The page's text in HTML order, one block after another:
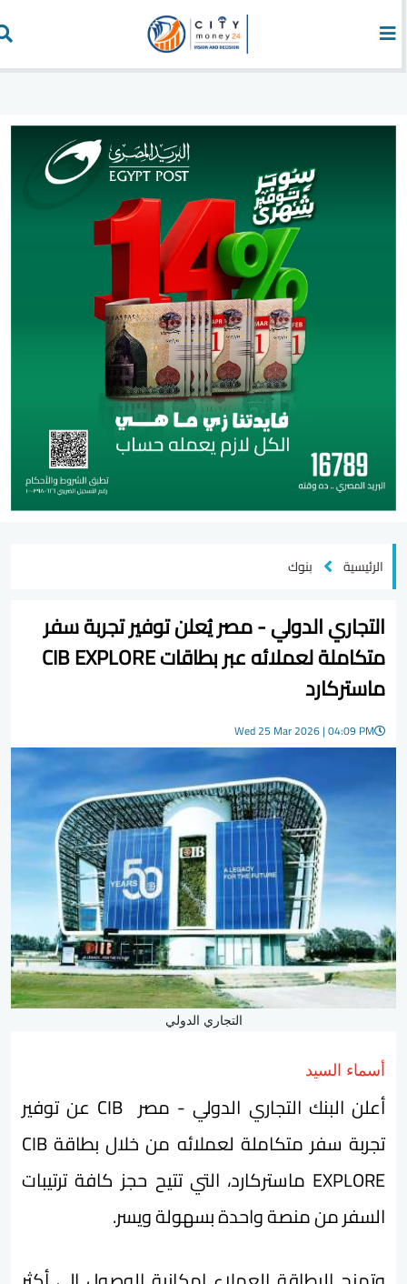
الرئيسية بنوك
التجاري الدولي - مصر يُعلن توفير تجربة سفر
متكاملة لعملائه عبر بطاقات CIB EXPLORE
ماستركارد
Wed 25 Mar 2026 | 04:09 PM
التجاري الدولي
أسماء السيد
أعلن البنك التجاري الدولي - مصر CIB عن توفير
تجربة سفر متكاملة لعملائه من خلال بطاقة CIB
EXPLORE ماستركارد، التي تتيح حجز كافة ترتيبات
السفر من منصة واحدة بسهولة ويسر.